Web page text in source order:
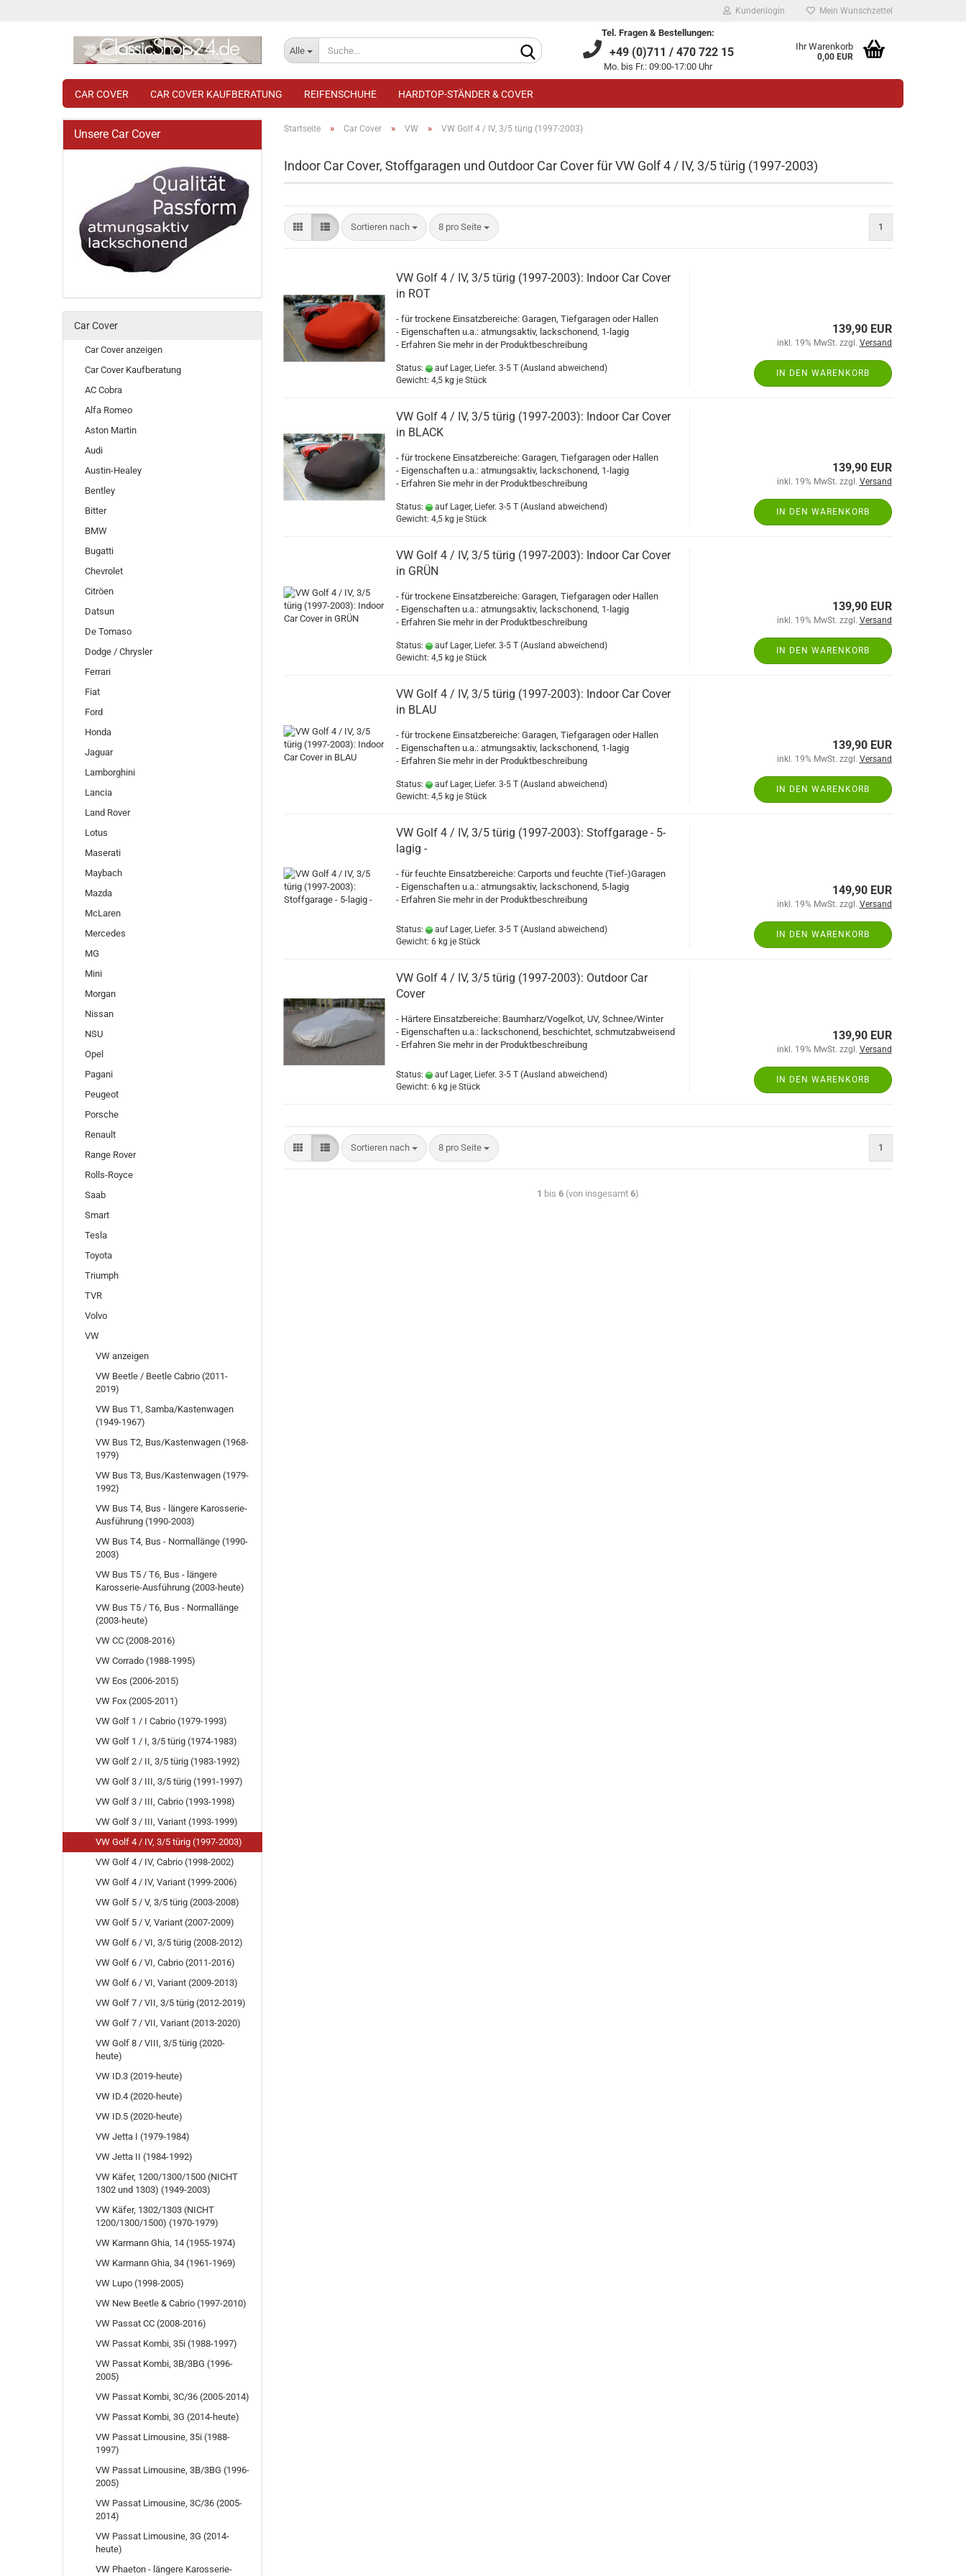
Kundenlogin
Kundenkonto anlegen
Mein Wunschzettel
Alle
Tel. Fragen & Bestellungen:
+49 (0)711 / 470 722 15
Mo. bis Fr.: 09:00-17:00 Uhr
Ihr Warenkorb
0,00 EUR
CAR COVER CAR COVER KAUFBERATUNG REIFENSCHUHE HARDTOP-STÄNDER & COVER
Startseite » Car Cover » VW » VW Golf 4 / IV, 3/5 türig (1997-2003)
Indoor Car Cover, Stoffgaragen und Outdoor Car Cover für VW Golf 4 / IV, 3/5 türig (1997-2003)
Sortieren nach 8 pro Seite 1
VW Golf 4 / IV, 3/5 türig (1997-2003): Indoor Car Cover
in ROT
- für trockene Einsatzbereiche: Garagen, Tiefgaragen oder Hallen
- Eigenschaften u.a.: atmungsaktiv, lackschonend, 1-lagig
- Erfahren Sie mehr in der Produktbeschreibung
Status: auf Lager, Liefer. 3-5 T (Ausland abweichend)
Gewicht: 4,5kg je Stück
139,90 EUR
inkl. 19% MwSt. zzgl. Versand
IN DEN WARENKORB
VW Golf 4 / IV, 3/5 türig (1997-2003): Indoor Car Cover
in BLACK
- für trockene Einsatzbereiche: Garagen, Tiefgaragen oder Hallen
- Eigenschaften u.a.: atmungsaktiv, lackschonend, 1-lagig
- Erfahren Sie mehr in der Produktbeschreibung
Status: auf Lager, Liefer. 3-5 T (Ausland abweichend)
Gewicht: 4,5kg je Stück
139,90 EUR
inkl. 19% MwSt. zzgl. Versand
IN DEN WARENKORB
VW Golf 4 / IV, 3/5 türig (1997-2003): Indoor Car Cover
in GRÜN
- für trockene Einsatzbereiche: Garagen, Tiefgaragen oder Hallen
- Eigenschaften u.a.: atmungsaktiv, lackschonend, 1-lagig
- Erfahren Sie mehr in der Produktbeschreibung
Status: auf Lager, Liefer. 3-5 T (Ausland abweichend)
Gewicht: 4,5kg je Stück
139,90 EUR
inkl. 19% MwSt. zzgl. Versand
IN DEN WARENKORB
VW Golf 4 / IV, 3/5 türig (1997-2003): Indoor Car Cover
in BLAU
- für trockene Einsatzbereiche: Garagen, Tiefgaragen oder Hallen
- Eigenschaften u.a.: atmungsaktiv, lackschonend, 1-lagig
- Erfahren Sie mehr in der Produktbeschreibung
Status: auf Lager, Liefer. 3-5 T (Ausland abweichend)
Gewicht: 4,5kg je Stück
139,90 EUR
inkl. 19% MwSt. zzgl. Versand
IN DEN WARENKORB
VW Golf 4 / IV, 3/5 türig (1997-2003): Stoffgarage - 5-
lagig -
- für feuchte Einsatzbereiche: Carports und feuchte (Tief-)Garagen
- Eigenschaften u.a.: atmungsaktiv, lackschonend, 5-lagig
- Erfahren Sie mehr in der Produktbeschreibung
Status: auf Lager, Liefer. 3-5 T (Ausland abweichend)
Gewicht: 6 kg je Stück
149,90 EUR
inkl. 19% MwSt. zzgl. Versand
IN DEN WARENKORB
VW Golf 4 / IV, 3/5 türig (1997-2003): Outdoor Car
Cover
- Härtere Einsatzbereiche: Baumharz/Vogelkot, UV, Schnee/Winter
- Eigenschaften u.a.: lackschonend, beschichtet, schmutzabweisend
- Erfahren Sie mehr in der Produktbeschreibung
Status: auf Lager, Liefer. 3-5 T (Ausland abweichend)
Gewicht: 6 kg je Stück
139,90 EUR
inkl. 19% MwSt. zzgl. Versand
IN DEN WARENKORB
Sortieren nach 8 pro Seite 1
1 bis6 (von insgesamt6)
Unsere Car Cover
Car Cover
Car Cover anzeigen
Car Cover Kaufberatung
AC Cobra
Alfa Romeo
Aston Martin
Audi
Austin-Healey
Bentley
Bitter
BMW
Bugatti
Chevrolet
Citröen
Datsun
De Tomaso
Dodge / Chrysler
Ferrari
Fiat
Ford
Honda
Jaguar
Lamborghini
Lancia
Land Rover
Lotus
Maserati
Maybach
Mazda
McLaren
Mercedes
MG
Mini
Morgan
Nissan
NSU
Opel
Pagani
Peugeot
Porsche
Renault
Range Rover
Rolls-Royce
Saab
Smart
Tesla
Toyota
Triumph
TVR
Volvo
VW
VW anzeigen
VW Beetle / Beetle Cabrio (2011-
2019)
VW Bus T1, Samba/Kastenwagen
(1949-1967)
VW Bus T2, Bus/Kastenwagen (1968-
1979)
VW Bus T3, Bus/Kastenwagen (1979-
1992)
VW Bus T4, Bus - längere Karosserie-
Ausführung (1990-2003)
VW Bus T4, Bus - Normallänge (1990-
2003)
VW Bus T5 / T6, Bus - längere
Karosserie-Ausführung (2003-heute)
VW Bus T5 / T6, Bus - Normallänge
(2003-heute)
VW CC (2008-2016)
VW Corrado (1988-1995)
VW Eos (2006-2015)
VW Fox (2005-2011)
VW Golf 1 / I Cabrio (1979-1993)
VW Golf 1 / I, 3/5 türig (1974-1983)
VW Golf 2 / II, 3/5 türig (1983-1992)
VW Golf 3 / III, 3/5 türig (1991-1997)
VW Golf 3 / III, Cabrio (1993-1998)
VW Golf 3 / III, Variant (1993-1999)
VW Golf 4 / IV, 3/5 türig (1997-2003)
VW Golf 4 / IV, Cabrio (1998-2002)
VW Golf 4 / IV, Variant (1999-2006)
VW Golf 5 / V, 3/5 türig (2003-2008)
VW Golf 5 / V, Variant (2007-2009)
VW Golf 6 / VI, 3/5 türig (2008-2012)
VW Golf 6 / VI, Cabrio (2011-2016)
VW Golf 6 / VI, Variant (2009-2013)
VW Golf 7 / VII, 3/5 türig (2012-2019)
VW Golf 7 / VII, Variant (2013-2020)
VW Golf 8 / VIII, 3/5 türig (2020-
heute)
VW ID.3 (2019-heute)
VW ID.4 (2020-heute)
VW ID.5 (2020-heute)
VW Jetta I (1979-1984)
VW Jetta II (1984-1992)
VW Käfer, 1200/1300/1500 (NICHT
1302 und 1303) (1949-2003)
VW Käfer, 1302/1303 (NICHT
1200/1300/1500) (1970-1979)
VW Karmann Ghia, 14 (1955-1974)
VW Karmann Ghia, 34 (1961-1969)
VW Lupo (1998-2005)
VW New Beetle & Cabrio (1997-2010)
VW Passat CC (2008-2016)
VW Passat Kombi, 35i (1988-1997)
VW Passat Kombi, 3B/3BG (1996-
2005)
VW Passat Kombi, 3C/36 (2005-2014)
VW Passat Kombi, 3G (2014-heute)
VW Passat Limousine, 35i (1988-
1997)
VW Passat Limousine, 3B/3BG (1996-
2005)
VW Passat Limousine, 3C/36 (2005-
2014)
VW Passat Limousine, 3G (2014-
heute)
VW Phaeton - längere Karosserie-